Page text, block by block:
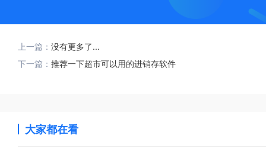
上一篇： 没有更多了...
下一篇： 推荐一下超市可以用的进销存软件
大家都在看